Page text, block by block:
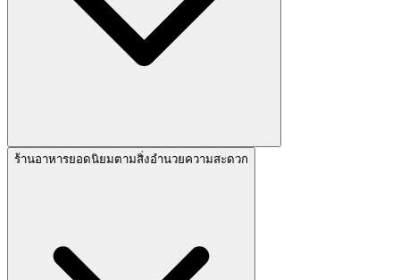
ร้านอาหารยอดนิยมตามสิ่งอำนวยความสะดวก